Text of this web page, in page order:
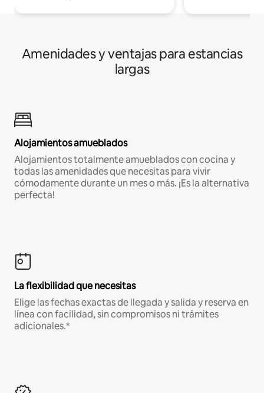
Amenidades y ventajas para estancias
largas
Alojamientos amueblados
Alojamientos totalmente amueblados con cocina y
todas las amenidades que necesitas para vivir
cómodamente durante un mes o más. ¡Es la alternativa
perfecta!
La flexibilidad que necesitas
Elige las fechas exactas de llegada y salida y reserva en
línea con facilidad, sin compromisos ni trámites
adicionales.*